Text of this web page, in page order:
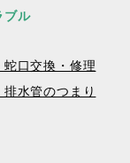
ブル
蛇口交換・修理
排水管のつまり